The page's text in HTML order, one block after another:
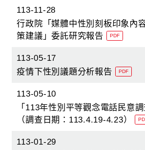
113-11-28
行政院「媒體中性別刻板印象內
策建議」委託研究報告
PDF
113-05-17
疫情下性別議題分析報告
PDF
113-05-10
「113年性別平等觀念電話民意
（調查日期：113.4.19-4.23）
113-01-29